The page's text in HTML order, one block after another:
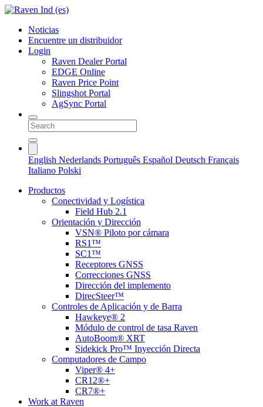
Noticias
Encuentre un distribuidor
Login
Raven Dealer Portal
EDGE Online
Raven Price Point
Slingshot Portal
AgSync Portal
English Nederlands Português Español Deutsch Français
Italiano Polski
Productos
Conectividad y Logística
Field Hub 2.1
Orientación y Dirección
VSN® Piloto por cámara
RS1™
SC1™
Receptores GNSS
Correcciones GNSS
Dirección del implemento
DirecSteer™
Controles de Aplicación y de Barra
Hawkeye® 2
Módulo de control de tasa Raven
AutoBoom® XRT
Sidekick Pro™ Inyección Directa
Computadores de Campo
Viper® 4+
CR12®+
CR7®+
Work at Raven